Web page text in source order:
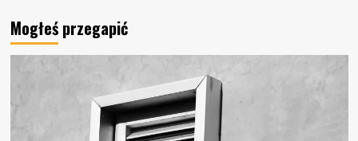
Mogłeś przegapić